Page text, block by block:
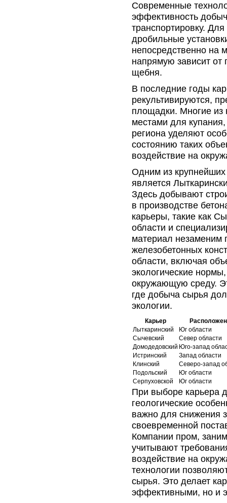
Современные
эффективность
транспортировку.
дробильные
непосредственно на
напрямую зависит от
щебня.
В последние годы
рекультивируются,
площадки. Многие из
местами для
региона уделяют
состоянию таких
воздействие на
Одним из крупнейших
является
Здесь добывают
в производстве
карьеры, такие как
области и
материал незаменим
железобетонных
области, включая
экологические
окружающую среду.
где добыча сырья
экологии.
Карьер
Лыткаринский
Юг области
Сычевский
Север области
Домодедовский Юго-запад
Истринский
Запад области
Клинский
Северо-запад
Подольский
Юг области
Серпуховской
Юг области
При выборе карьера
геологические
важно для снижения
своевременной
Компании пром,
учитывают
воздействие на
технологии
сырья. Это делает
эффективными, но и